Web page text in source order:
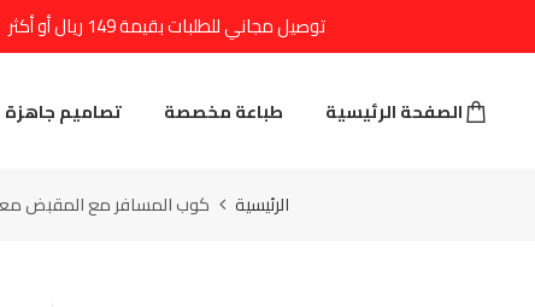
توصيل مجاني للطلبات بقيمة 149 ريال أو أكثر
الصفحة الرئيسية طباعة مخصصة تصاميم جاهزة
الرئيسية كوب المسافر مع المقبض